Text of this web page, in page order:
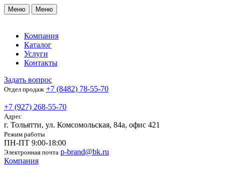
Меню Меню
Компания
Каталог
Услуги
Контакты
Задать вопрос
Отдел продаж +7 (8482) 78-55-70
+7 (927) 268-55-70
Адрес
г. Тольятти, ул. Комсомольская, 84а, офис 421
Режим работы
ПН-ПТ 9:00-18:00
Электронная почта p-brand@bk.ru
Компания